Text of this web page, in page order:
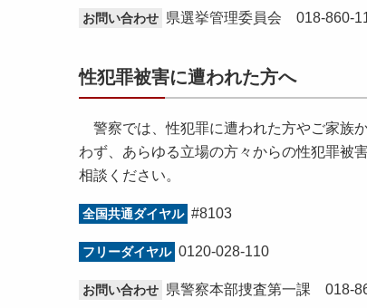
お問い合わせ 県選挙管理委員会 018-860-
性犯罪被害に遭われた方へ
警察では、性犯罪に遭われた方やご家族
わず、あらゆる立場の方々からの性犯罪被
相談ください。
全国共通ダイヤル #8103
フリーダイヤル 0120-028-110
お問い合わせ 県警察本部捜査第一課 018-